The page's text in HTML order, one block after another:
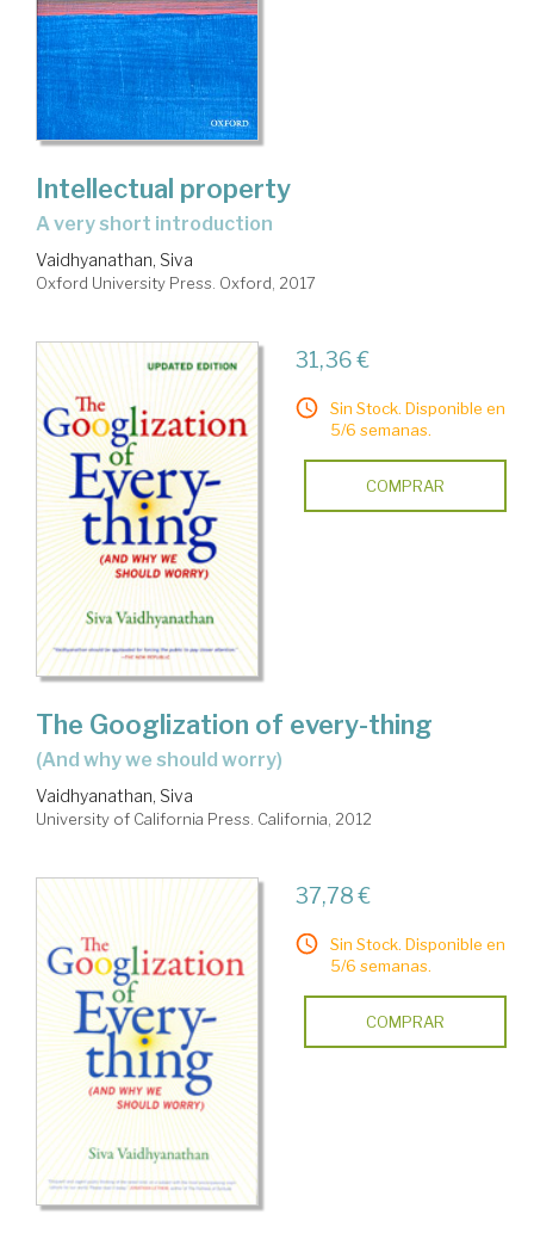
Intellectual property
a very short introduction
Vaidhyanathan, Siva
Oxford University Press. Oxford, 2017
31,36 €
Sin Stock. Disponible en
5/6 semanas.
COMPRAR
The Googlization of every-thing
(and why we should worry)
Vaidhyanathan, Siva
University of California Press. California, 2012
37,78 €
Sin Stock. Disponible en
5/6 semanas.
COMPRAR